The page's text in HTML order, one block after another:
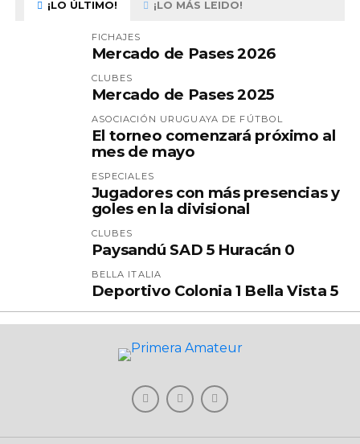
¡LO ÚLTIMO! ¡LO MÁS LEIDO!
FICHAJES
Mercado de Pases 2026
CLUBES
Mercado de Pases 2025
ASOCIACIÓN URUGUAYA DE FÚTBOL
El torneo comenzará próximo al
mes de mayo
ESPECIALES
Jugadores con más presencias y
goles en la divisional
CLUBES
Paysandú SAD 5 Huracán 0
BELLA ITALIA
Deportivo Colonia 1 Bella Vista 5